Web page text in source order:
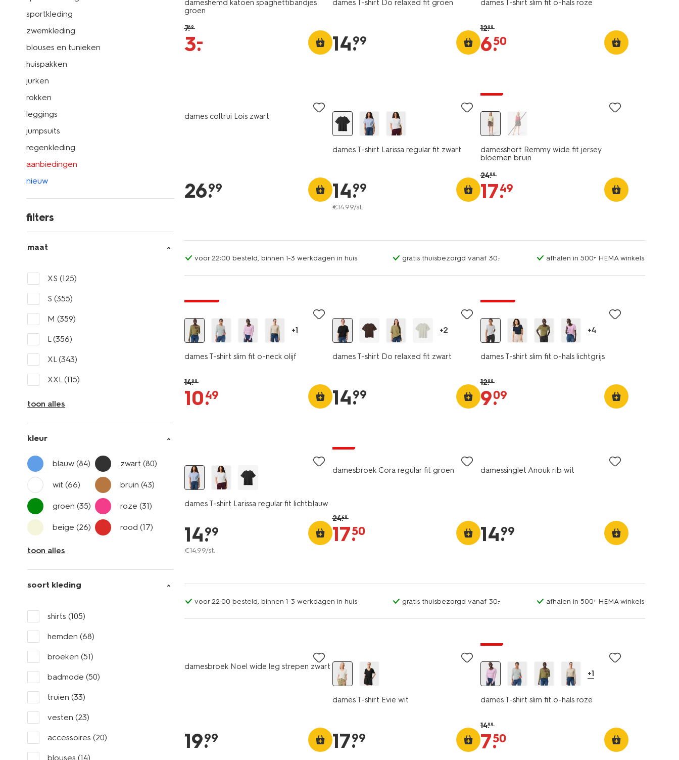
sportkleding
zwemkleding
blouses en tunieken
huispakken
jurken
rokken
leggings
jumpsuits
regenkleding
aanbiedingen
nieuw
filters
maat
XS (125)
S (355)
M (359)
L(356)
XL(343)
XXL(115)
toon alles
kleur
blauw (84) zwart(80)
wit (66) bruin(43)
groen (35) roze(31)
beige (26) rood(17)
toon alles
soort kleding
shirts (105)
hemden (68)
broeken (51)
badmode (50)
truien (33)
vesten (23)
accessoires (20)
blouses (14)
dameshemd katoen spaghettibandjes
groen
7.69
3.
–
dames T-shirt Do relaxed fit groen
14.
99
dames T-shirt slim fit o-hals roze
12.99
6.
50
dames coltrui Lois zwart
26.
99
dames T-shirt Larissa regular fit zwart
14.
99
€14.99/st.
damesshort Remmy wide fit jersey
bloemen bruin
24.99
17.
49
voor 22:00 besteld, binnen 1-3 werkdagen in huis gratis thuisbezorgd vanaf 30.- afhalen in 500+ HEMA winkels
+1
dames T-shirt slim fit o-neck olijf
14.99
10.
49
+2
dames T-shirt Do relaxed fit zwart
14.
99
+4
dames T-shirt slim fit o-hals lichtgrijs
12.99
9.
09
dames T-shirt Larissa regular fit lichtblauw
14.
99
€14.99/st.
damesbroek Cora regular fit groen
24.49
17.
50
damessinglet Anouk rib wit
14.
99
voor 22:00 besteld, binnen 1-3 werkdagen in huis gratis thuisbezorgd vanaf 30.- afhalen in 500+ HEMA winkels
damesbroek Noel wide leg strepen zwart
19.
99
dames T-shirt Evie wit
17.
99
+1
dames T-shirt slim fit o-hals roze
14.99
7.
50